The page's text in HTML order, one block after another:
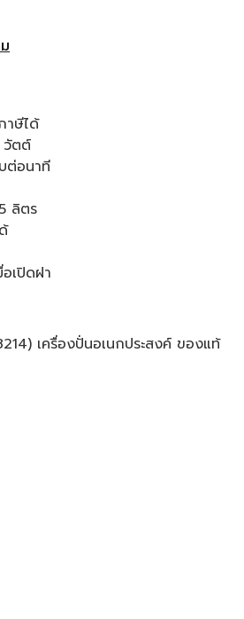
าษีได้
วัตต์
ต่อนาที
ลิตร
เปิดฝา
เครื่องปั่นอเนกประสงค์ ของแท้